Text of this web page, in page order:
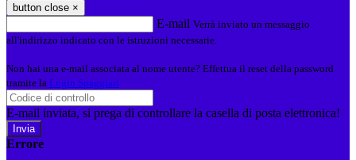
button close ×
E-mail Verrà inviato un messaggio
all'indirizzo indicato con le istruzioni necessarie.
Non hai una e-mail associata al nome utente? Effettua il reset della password
tramite la Login Spaggiari
E-mail inviata, si prega di controllare la casella di posta elettronica!
Errore